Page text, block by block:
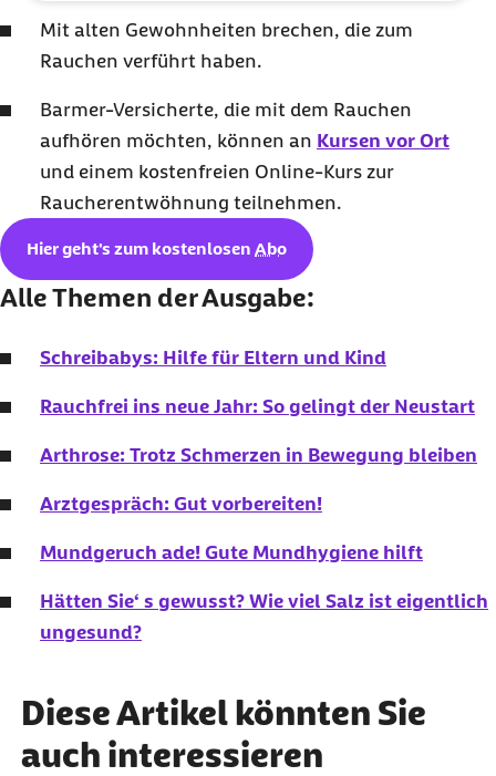
Mit alten Gewohnheiten brechen, die zum
Rauchen verführt haben.
Barmer-Versicherte, die mit dem Rauchen
aufhören möchten, können an Kursen vor Ort
und einem kostenfreien Online-Kurs zur
Raucherentwöhnung teilnehmen.
Hier geht's zum kostenlosen Abo
Alle Themen der Ausgabe:
Schreibabys: Hilfe für Eltern und Kind
Rauchfrei ins neue Jahr: So gelingt der Neustart
Arthrose: Trotz Schmerzen in Bewegung bleiben
Arztgespräch: Gut vorbereiten!
Mundgeruch ade! Gute Mundhygiene hilft
Hätten Sie‘ s gewusst? Wie viel Salz ist eigentlich
ungesund?
Diese Artikel könnten Sie
auch interessieren